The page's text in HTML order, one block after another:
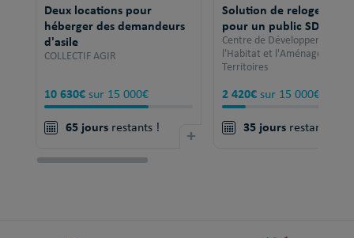
Deux locations pour
héberger des demandeurs
d'asile
COLLECTIF AGIR
10 630€ sur 15 000€
65 jours restants ! +
Solution de relogement
pour un public SDF
Centre de Développement
l'Habitat et l'Aménagement
Territoires
2 420€ sur 15 000€
35 jours restants !